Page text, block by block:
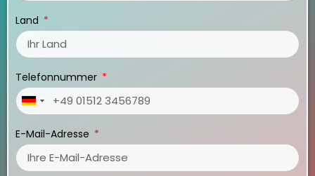
Land
Telefonnummer
Germany
E-Mail-Adresse